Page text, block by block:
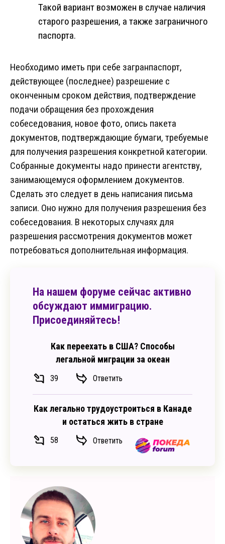
Такой вариант возможен в случае наличия
старого разрешения, а также заграничного
паспорта.
Необходимо иметь при себе загранпаспорт,
действующее (последнее) разрешение с
оконченным сроком действия, подтверждение
подачи обращения без прохождения
собеседования, новое фото, опись пакета
документов, подтверждающие бумаги, требуемые
для получения разрешения конкретной категории.
Собранные документы надо принести агентству,
занимающемуся оформлением документов.
Сделать это следует в день написания письма
записи. Оно нужно для получения разрешения без
собеседования. В некоторых случаях для
разрешения рассмотрения документов может
потребоваться дополнительная информация.
На нашем форуме сейчас активно
обсуждают иммиграцию.
Присоединяйтесь!
Как переехать в США? Способы
легальной миграции за океан
39 Ответить
Как легально трудоустроиться в Канаде
и остаться жить в стране
58 Ответить